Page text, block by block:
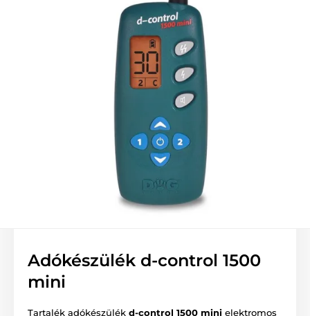
Adókészülék d-control 1500
mini
Tartalék adókészülék d-control 1500 mini elektromos